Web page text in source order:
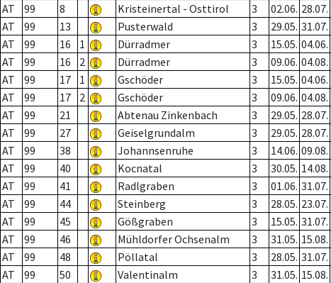
AT
99 8 Kristeinertal - Osttirol 3 02.06. 28.07.
AT
99 13 Pusterwald 3 29.05. 31.07.
AT
99 16 1 Dürradmer 3 15.05. 04.06.
AT
99 16 2 Dürradmer 3 09.06. 04.08.
AT
99 17 1 Gschöder 3 15.05. 04.06.
AT
99 17 2 Gschöder 3 09.06. 04.08.
AT
99 21 Abtenau Zinkenbach 3 29.05. 28.07.
AT
99 27 Geiselgrundalm 3 29.05. 28.07.
AT
99 38 Johannsenruhe 3 14.06. 09.08.
AT
99 40 Kocnatal 3 30.05. 14.08.
AT
99 41 Radlgraben 3 01.06. 31.07.
AT
99 44 Steinberg 3 28.05. 23.07.
AT
99 45 Gößgraben 3 15.05. 31.07.
AT
99 46 Mühldorfer Ochsenalm 3 31.05. 15.08.
AT
99 48 Pöllatal 3 28.05. 31.07.
AT
99 50 Valentinalm 3 31.05. 15.08.